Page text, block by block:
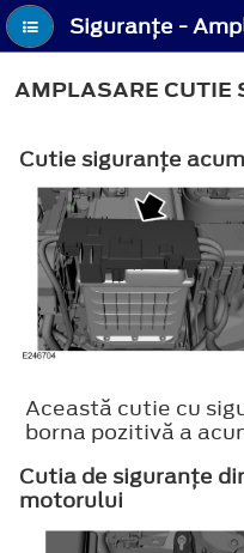
AMPLASARE CUTIE
Cutie siguranţe
Această cutie cu
borna pozitivă a
Cutia de siguranţe
motorului